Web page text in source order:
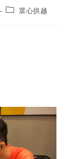
眾心拱越